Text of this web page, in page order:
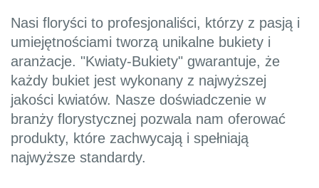
Nasi floryści to profesjonaliści, którzy z pasją i
umiejętnościami tworzą unikalne bukiety i
aranżacje. "Kwiaty-Bukiety" gwarantuje, że
każdy bukiet jest wykonany z najwyższej
jakości kwiatów. Nasze doświadczenie w
branży florystycznej pozwala nam oferować
produkty, które zachwycają i spełniają
najwyższe standardy.